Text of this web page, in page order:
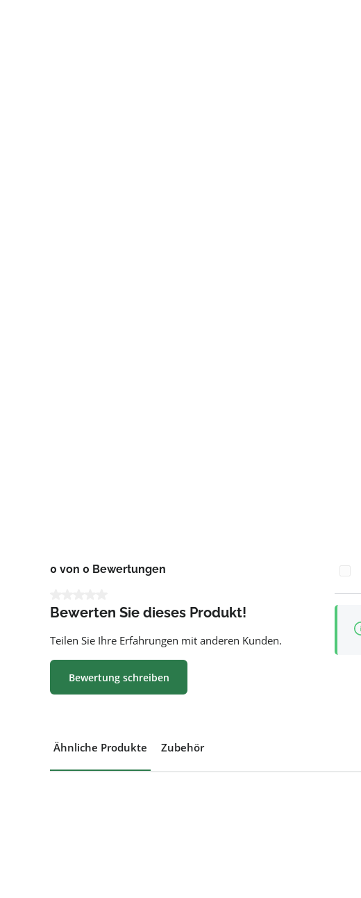
0 von 0 Bewertungen
Bewerten Sie dieses Produkt!
Teilen Sie Ihre Erfahrungen mit anderen Kunden.
Bewertung schreiben
Ähnliche Produkte Zubehör